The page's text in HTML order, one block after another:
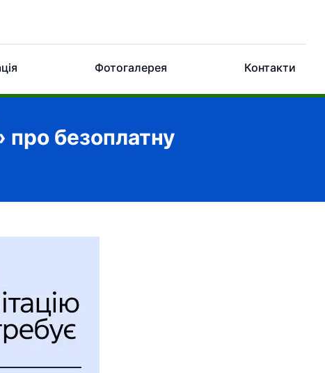
Фотогалерея Контакти
про безоплатну